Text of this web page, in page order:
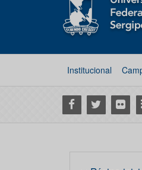
Institucional
Facebook
Twitter Flickr